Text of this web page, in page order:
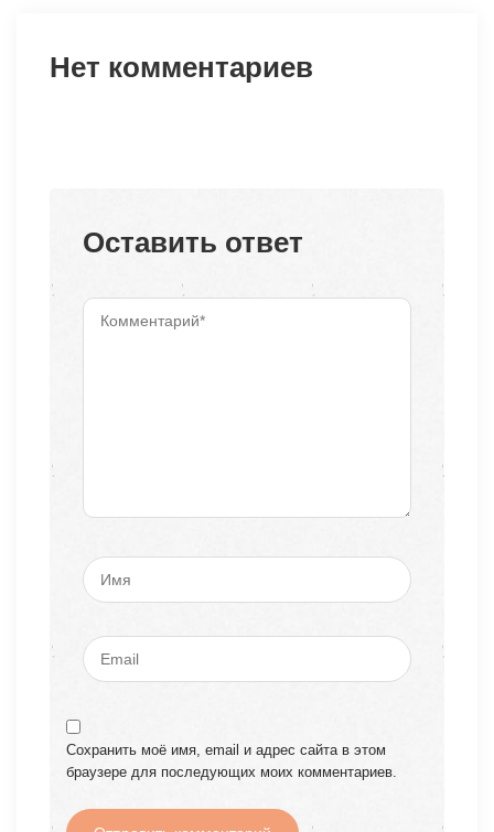
Нет комментариев
Оставить ответ
Сохранить моё имя, email и адрес сайта в этом
браузере для последующих моих комментариев.